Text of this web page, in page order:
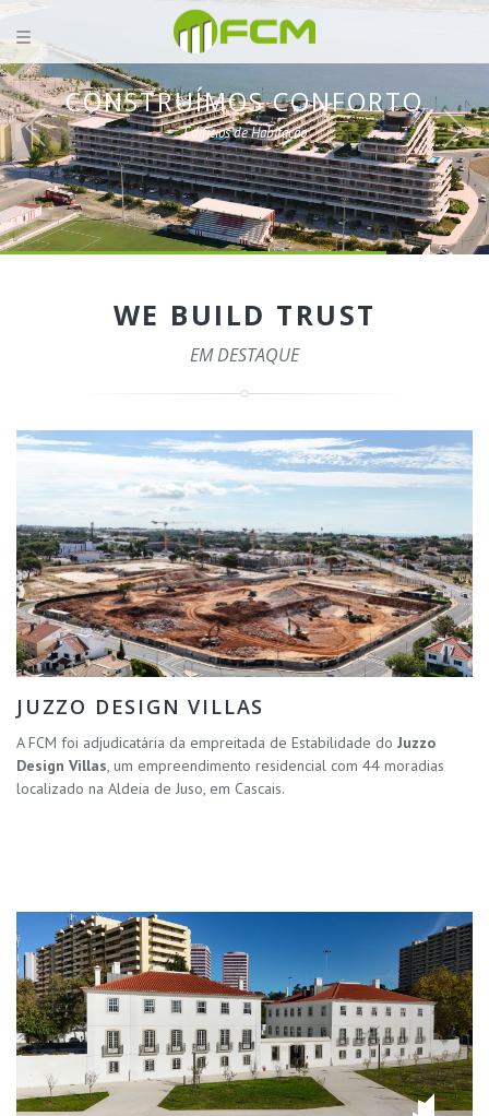
CONSTRUÍMOS CONFORTO
Edifícios de Habitação
WE BUILD TRUST
EM DESTAQUE
JUZZO DESIGN VILLAS
A FCM foi adjudicatária da empreitada de Estabilidade do Juzzo
Design Villas, um empreendimento residencial com 44 moradias
localizado na Aldeia de Juso, em Cascais.